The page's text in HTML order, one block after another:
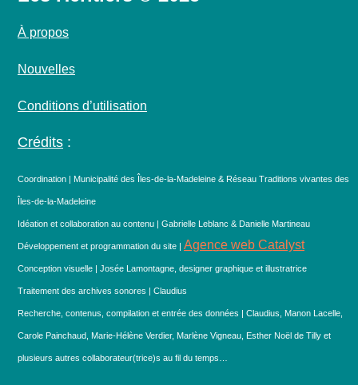
À propos
Nouvelles
Conditions d’utilisation
Crédits :
Coordination | Municipalité des Îles-de-la-Madeleine & Réseau Traditions vivantes des
Îles-de-la-Madeleine
Idéation et collaboration au contenu | Gabrielle Leblanc & Danielle Martineau
Développement et programmation du site | Agence web Catalyst
Conception visuelle | Josée Lamontagne, designer graphique et illustratrice
Traitement des archives sonores | Claudius
Recherche, contenus, compilation et entrée des données | Claudius, Manon Lacelle,
Carole Painchaud, Marie-Hélène Verdier, Marlène Vigneau, Esther Noël de Tilly et
plusieurs autres collaborateur(trice)s au fil du temps…